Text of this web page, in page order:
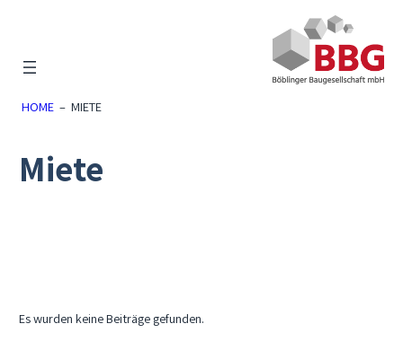
springen
HOME – MIETE
Miete
Es wurden keine Beiträge gefunden.